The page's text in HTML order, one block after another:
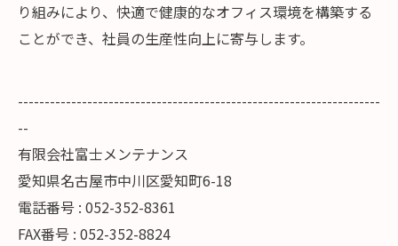
り組みにより、快適で健康的なオフィス環境を構築する
ことができ、社員の生産性向上に寄与します。
--------------------------------------------------------------------
--
有限会社富士メンテナンス
愛知県名古屋市中川区愛知町6-18
電話番号 : 052-352-8361
FAX番号 : 052-352-8824